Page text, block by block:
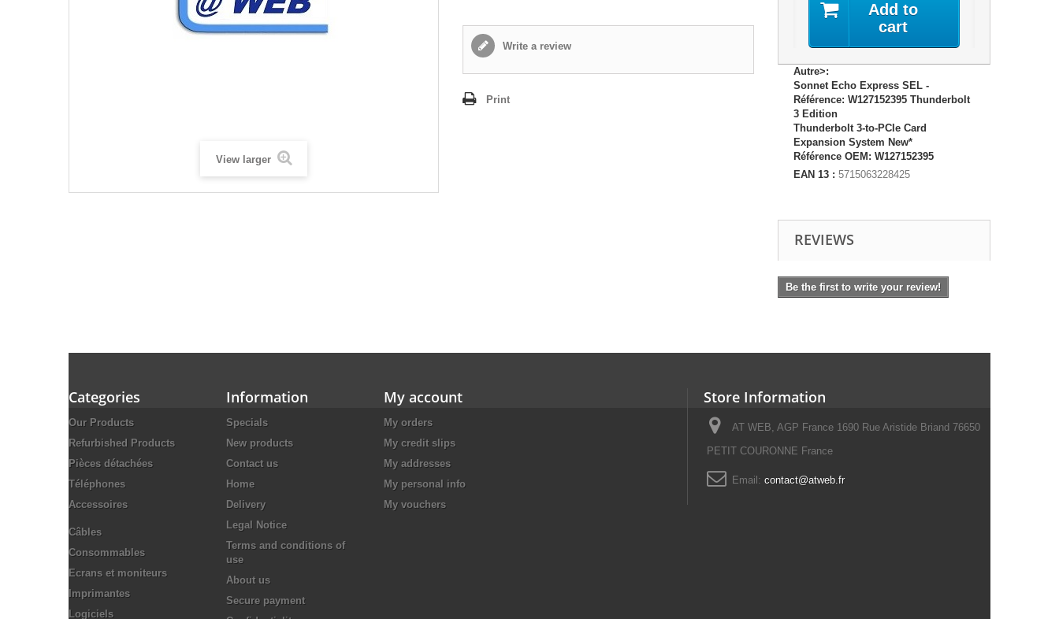
View larger
Write a review
Print
Add to
cart
Autre>:
Sonnet Echo Express SEL -
Référence: W127152395 Thunderbolt
3 Edition
Thunderbolt 3-to-PCIe Card
Expansion System New*
Référence OEM: W127152395
EAN 13 : 5715063228425
REVIEWS
Be the first to write your review!
Categories
Our Products
Refurbished Products
Pièces détachées
Téléphones
Accessoires
Câbles
Consommables
Ecrans et moniteurs
Imprimantes
Logiciels
Information
Specials
New products
Contact us
Home
Delivery
Legal Notice
Terms and conditions of
use
About us
Secure payment
My account
My orders
My credit slips
My addresses
My personal info
My vouchers
Store Information
AT WEB, AGP France 1690 Rue Aristide Briand 76650
PETIT COURONNE France
Email: contact@atweb.fr